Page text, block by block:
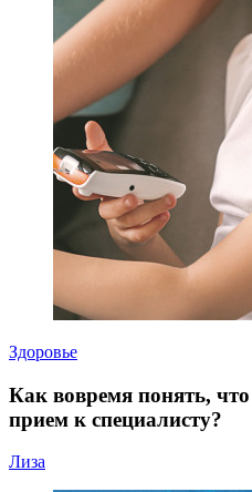
Здоровье
Как вовремя понять,
прием к специалисту?
Лиза